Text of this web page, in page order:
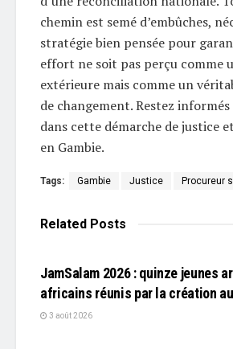
chemin est semé d’embûches,
stratégie bien pensée pour
effort ne soit pas perçu comme
extérieure mais comme un
de changement. Restez
dans cette démarche de justice
en Gambie.
Tags: Gambie Justice Procureur
Related Posts
JamSalam 2026 : quinze jeunes
africains réunis par la création
3 août 2026